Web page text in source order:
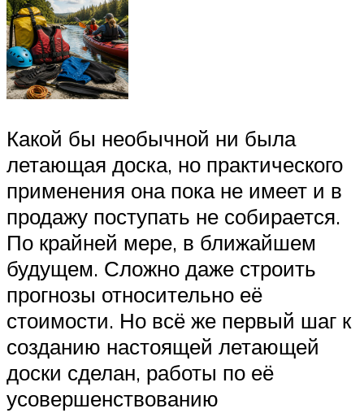
Какой бы необычной ни была
летающая доска, но практического
применения она пока не имеет и в
продажу поступать не собирается.
По крайней мере, в ближайшем
будущем. Сложно даже строить
прогнозы относительно её
стоимости. Но всё же первый шаг к
созданию настоящей летающей
доски сделан, работы по её
усовершенствованию